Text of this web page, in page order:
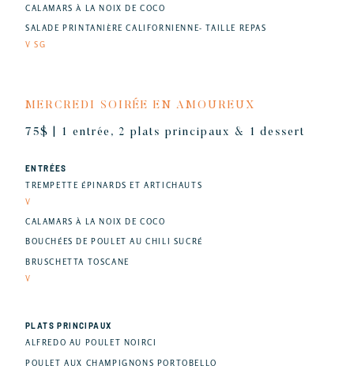
CALAMARS À LA NOIX DE COCO
SALADE PRINTANIÈRE CALIFORNIENNE- TAILLE REPAS
V SG
MERCREDI SOIRÉE EN AMOUREUX
75$ | 1 entrée, 2 plats principaux & 1 dessert
ENTRÉES
TREMPETTE ÉPINARDS ET ARTICHAUTS
V
CALAMARS À LA NOIX DE COCO
BOUCHÉES DE POULET AU CHILI SUCRÉ
BRUSCHETTA TOSCANE
V
PLATS PRINCIPAUX
ALFREDO AU POULET NOIRCI
POULET AUX CHAMPIGNONS PORTOBELLO